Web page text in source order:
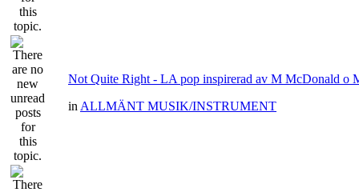
Not Quite Right - LA pop inspirerad av M McDonald o
in ALLMÄNT MUSIK/INSTRUMENT